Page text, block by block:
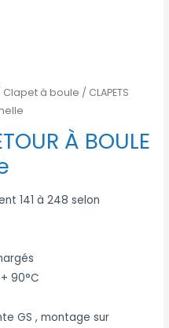
Clapet à boule / CLAPETS
À BOULE
141 à 248 selon
90°C
GS , montage sur